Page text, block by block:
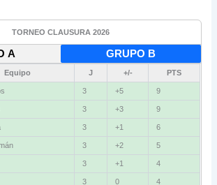
TORNEO CLAUSURA 2026
A GRUPO B
Equipo J +/- PTS
3 +5 9
3 +3 9
3 +1 6
3 +2 5
3 +1 4
3 0 4